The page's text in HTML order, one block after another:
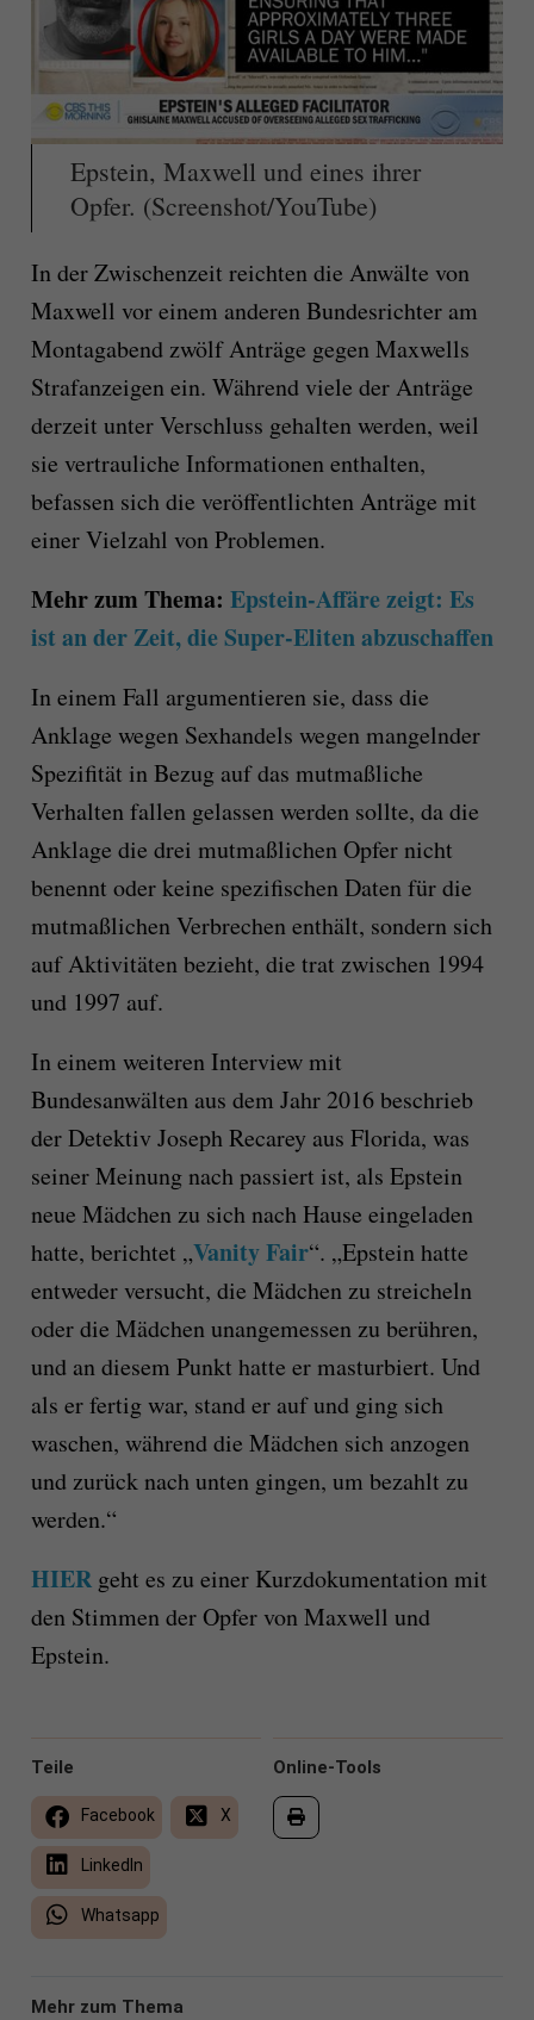
Epstein, Maxwell und eines ihrer
Opfer. (Screenshot/YouTube)
In der Zwischenzeit reichten die Anwälte von
Maxwell vor einem anderen Bundesrichter am
Montagabend zwölf Anträge gegen Maxwells
Strafanzeigen ein. Während viele der Anträge
derzeit unter Verschluss gehalten werden, weil
sie vertrauliche Informationen enthalten,
befassen sich die veröffentlichten Anträge mit
einer Vielzahl von Problemen.
Mehr zum Thema: Epstein-Affäre zeigt: Es
ist an der Zeit, die Super-Eliten abzuschaffen
In einem Fall argumentieren sie, dass die
Anklage wegen Sexhandels wegen mangelnder
Spezifität in Bezug auf das mutmaßliche
Verhalten fallen gelassen werden sollte, da die
Anklage die drei mutmaßlichen Opfer nicht
benennt oder keine spezifischen Daten für die
mutmaßlichen Verbrechen enthält, sondern sich
auf Aktivitäten bezieht, die trat zwischen 1994
und 1997 auf.
In einem weiteren Interview mit
Bundesanwälten aus dem Jahr 2016 beschrieb
der Detektiv Joseph Recarey aus Florida, was
seiner Meinung nach passiert ist, als Epstein
neue Mädchen zu sich nach Hause eingeladen
hatte, berichtet „Vanity Fair“. „Epstein hatte
entweder versucht, die Mädchen zu streicheln
oder die Mädchen unangemessen zu berühren,
und an diesem Punkt hatte er masturbiert. Und
als er fertig war, stand er auf und ging sich
waschen, während die Mädchen sich anzogen
und zurück nach unten gingen, um bezahlt zu
werden.“
HIERgeht es zu einer Kurzdokumentation mit
den Stimmen der Opfer von Maxwell und
Epstein.
Online-Tools
Teile
Facebook X
LinkedIn
Whatsapp
Mehr zum Thema